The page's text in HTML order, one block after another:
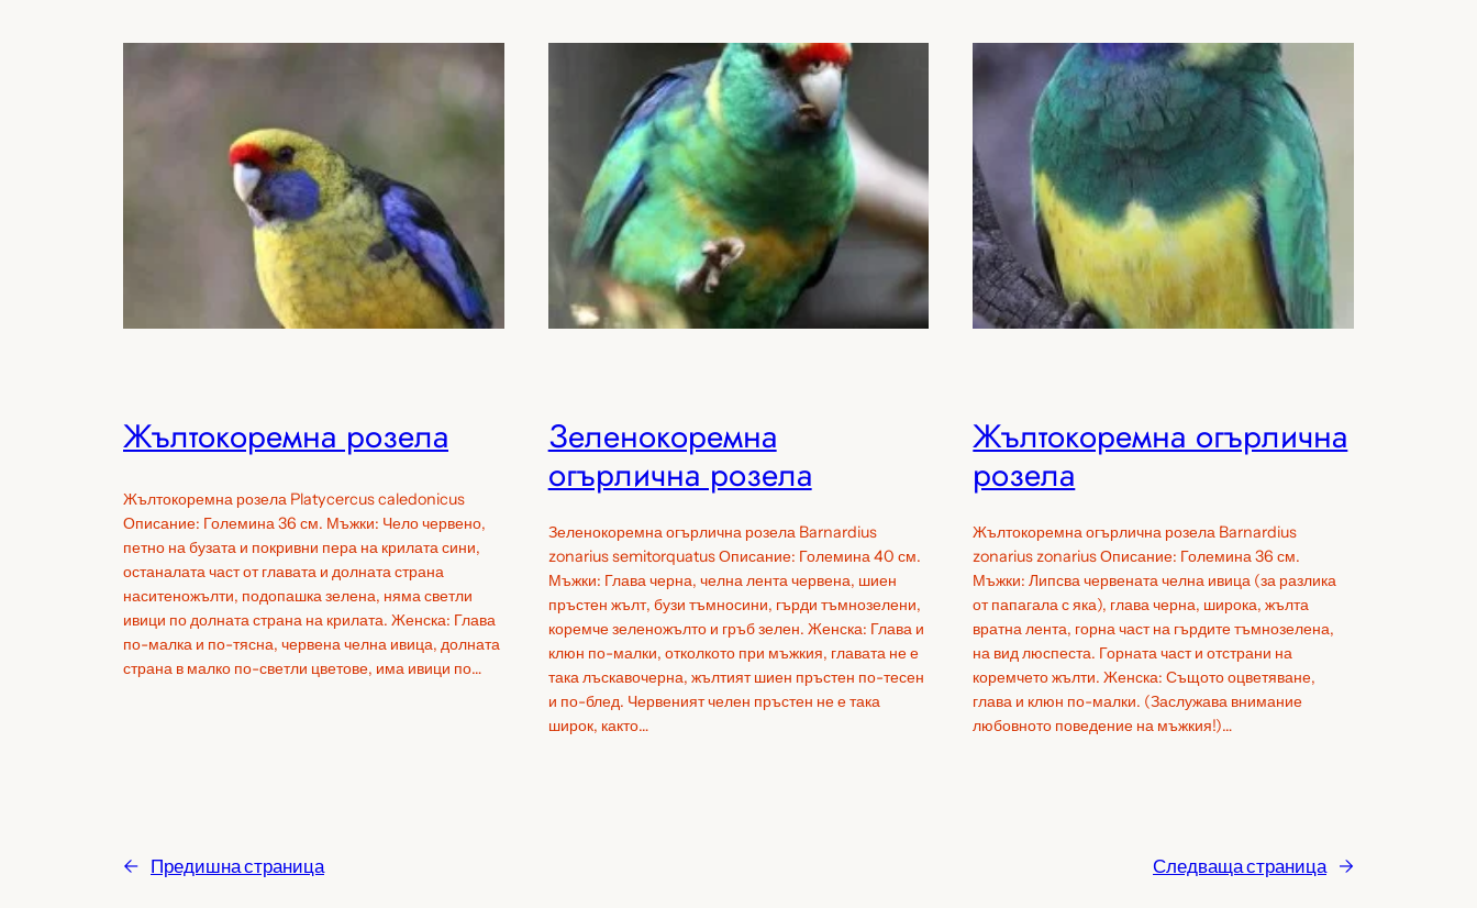
Жълтокоремна розела
Жълтокоремна розела Platycercus caledonicus
Описание: Големина 36 см. Мъжки: Чело червено,
петно на бузата и покривни пера на крилата сини,
останалата част от главата и долната страна
наситеножълти, подопашка зелена, няма светли
ивици по долната страна на крилата. Женска: Глава
по-малка и по-тясна, червена челна ивица, долната
страна в малко по-светли цветове, има ивици по…
Зеленокоремна
огърлична розела
Зеленокоремна огърлична розела Barnardius
zonarius semitorquatus Описание: Големина 40 см.
Мъжки: Глава черна, челна лента червена, шиен
пръстен жълт, бузи тъмносини, гърди тъмнозелени,
коремче зеленожълто и гръб зелен. Женска: Глава и
клюн по-малки, отколкото при мъжкия, главата не е
така лъскавочерна, жълтият шиен пръстен по-тесен
и по-блед. Червеният челен пръстен не е така
широк, както…
Жълтокоремна огърлична
розела
Жълтокоремна огърлична розела Barnardius
zonarius zonarius Описание: Големина 36 см.
Мъжки: Липсва червената челна ивица (за разлика
от папагала с яка), глава черна, широка, жълта
вратна лента, горна част на гърдите тъмнозелена,
на вид люспеста. Горната част и отстрани на
коремчето жълти. Женска: Същото оцветяване,
глава и клюн по-малки. (Заслужава внимание
любовното поведение на мъжкия!)…
← Предишна страница Следваща страница →